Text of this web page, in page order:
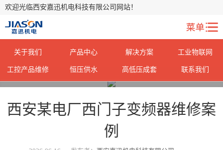
欢迎光临西安嘉迅机电科技有限公司网站！
关于我们 产品中心 解决方案 工业物联网
工控产品维修 恒压供水 高低压成套
联系我们
西安某电厂西门子变频器维修案
例